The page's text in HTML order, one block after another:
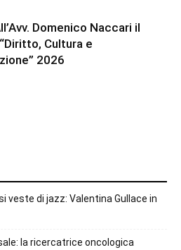
Domenico Naccari il
Cultura e
2026
veste di jazz: Valentina Gullace in
la ricercatrice oncologica